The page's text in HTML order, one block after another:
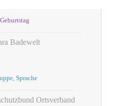
Geburtstag
Badewelt
Sprache
Ortsverband